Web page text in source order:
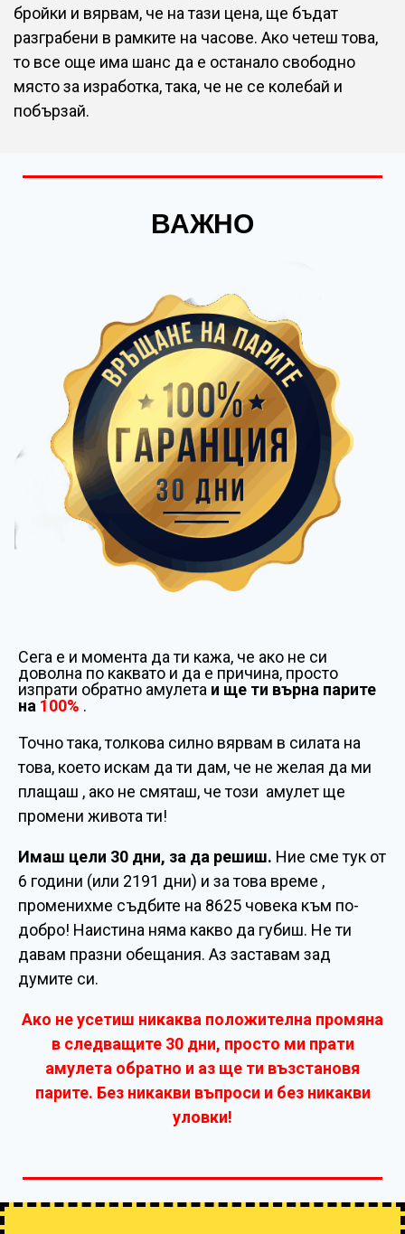
бройки и вярвам, че на тази цена, ще бъдат
разграбени в рамките на часове. Ако четеш това,
то все още има шанс да е останало свободно
място за изработка, така, че не се колебай и
побързай.
ВАЖНО
Сега е и момента да ти кажа, че ако не си
доволна по каквато и да е причина, просто
изпрати обратно амулета и ще ти върна парите
на 100% .
Точно така, толкова силно вярвам в силата на
това, което искам да ти дам, че не желая да ми
плащаш , ако не смяташ, че този амулет ще
промени живота ти!
Имаш цели 30 дни, за да решиш. Ние сме тук от
6 години (или 2191 дни) и за това време ,
променихме съдбите на 8625 човека към по-
добро! Наистина няма какво да губиш. Не ти
давам празни обещания. Аз заставам зад
думите си.
Ако не усетиш никаква положителна промяна
в следващите 30 дни, просто ми прати
амулета обратно и аз ще ти възстановя
парите. Без никакви въпроси и без никакви
уловки!